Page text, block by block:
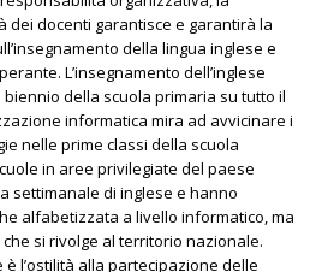
docenti garantisce e garantirà la
della lingua inglese e
L’insegnamento dell’inglese
della scuola primaria su tutto il
informatica mira ad avvicinare i
nelle prime classi della scuola
in aree privilegiate del paese
settimanale di inglese e hanno
alfabetizzata a livello informatico, ma
si rivolge al territorio nazionale.
l’ostilità alla partecipazione delle